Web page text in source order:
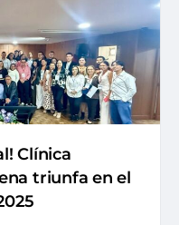
Clínica
triunfa en el